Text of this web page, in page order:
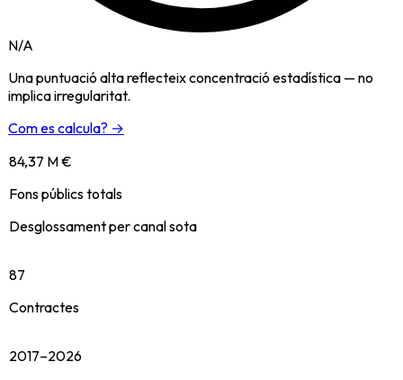
N/A
Una puntuació alta reflecteix concentració estadística — no
implica irregularitat.
Com es calcula? →
84,37 M €
Fons públics totals
Desglossament per canal sota
87
Contractes
2017–2026